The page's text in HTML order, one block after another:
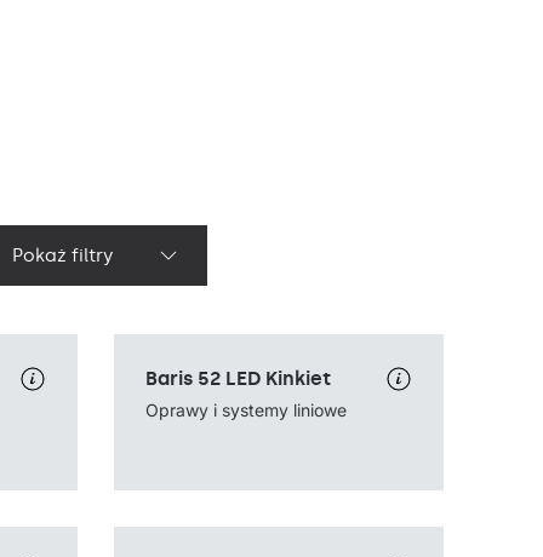
Pokaż filtry
Baris 52 LED Kinkiet
Oprawy i systemy liniowe
Źródło światła
LED
Sposób montażu
natynkowy, naścienny